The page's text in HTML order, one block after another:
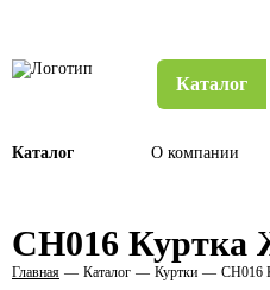
Каталог
Каталог О компании
CH016
Главная Каталог Куртки CH016